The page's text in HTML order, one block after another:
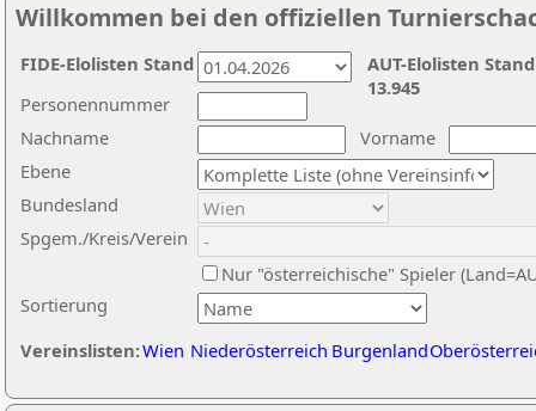
Willkommen bei den offiziellen
Nachname
Vorname
Ebene
Sortierung
Personennummer
Bundesland
Spgem./Kreis/Verein
Nur "österreichische" Spieler
Vereinslisten:Wien Niederösterreich Burgenland
AUT-Elolisten
13.945
FIDE-Elolisten Stand